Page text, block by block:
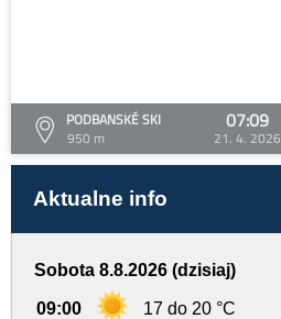
PODBANSKÉ SKI
950 m
07:09
21. 4. 2026
Aktualne info
Sobota 8.8.2026 (dzisiaj)
09:00 17 do 20 °C